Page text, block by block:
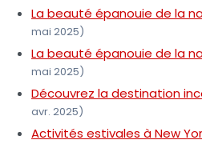
La beauté épanouie de la
mai 2025)
La beauté épanouie de la
mai 2025)
Découvrez la destination
avr. 2025)
Activités estivales à New